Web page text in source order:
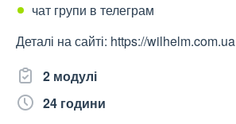
чат групи в телеграм
Деталі на сайті: https://wilhelm.com.ua
2 модулі
24 години